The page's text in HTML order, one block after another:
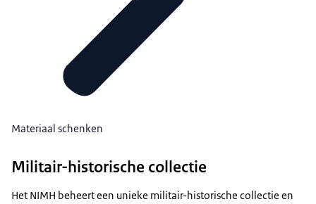
Materiaal schenken
Militair-historische collectie
Het NIMH beheert een unieke militair-historische collectie en